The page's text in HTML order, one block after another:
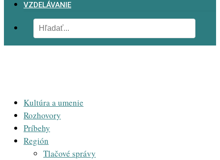
VZDELÁVANIE
Kultúra a umenie
Rozhovory
Príbehy
Región
Tlačové správy